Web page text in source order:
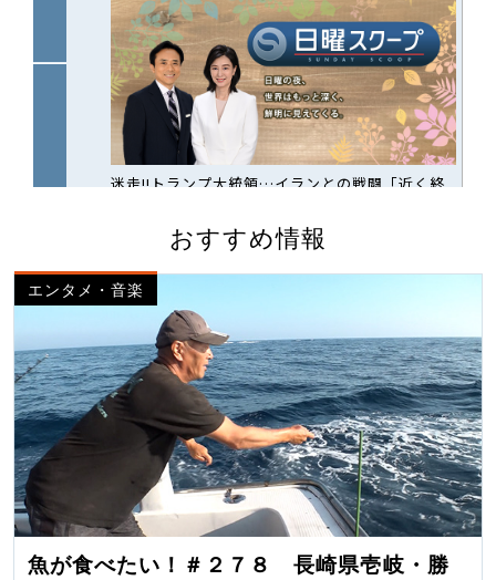
おすすめ情報
エンタメ・音楽
魚が食べたい！＃２７８ 長崎県壱岐・勝